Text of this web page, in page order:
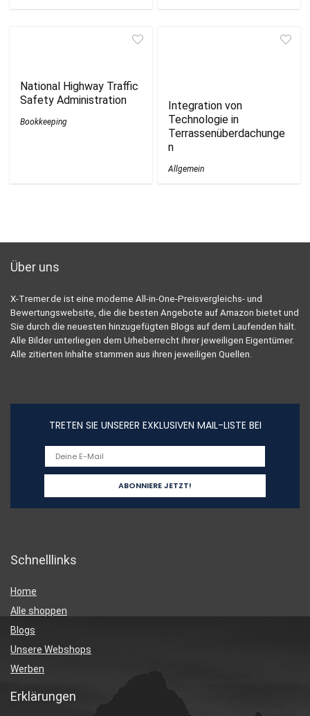
National Highway Traffic
Safety Administration
Bookkeeping
Integration von
Technologie in
Terrassenüberdachunge
n
Allgemein
Über uns
X-Tremer.de ist eine moderne All-in-One-Preisvergleichs- und
Bewertungswebsite, die die besten Angebote auf Amazon bietet und
Sie durch die neuesten hinzugefügten Blogs auf dem Laufenden hält.
Alle Bilder unterliegen dem Urheberrecht ihrer jeweiligen Eigentümer.
Alle zitierten Inhalte stammen aus ihren jeweiligen Quellen.
TRETEN SIE UNSERER EXKLUSIVEN MAIL-LISTE BEI
Schnelllinks
Home
Alle shoppen
Blogs
Unsere Webshops
Werben
Erklärungen